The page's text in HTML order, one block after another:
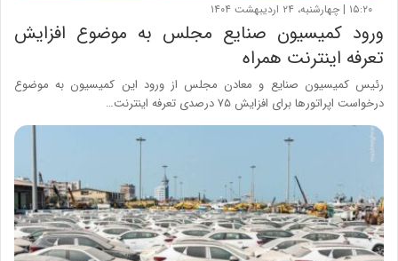
۱۵:۲۰ | چهارشنبه، ۲۴ اردیبهشت ۱۴۰۴
ورود کمیسیون صنایع مجلس به موضوع افزایش
تعرفه اینترنت همراه
رئیس کمیسیون صنایع و معادن مجلس از ورود این کمیسیون به موضوع
درخواست اپراتورها برای افزایش ۷۵ درصدی تعرفه اینترنت…